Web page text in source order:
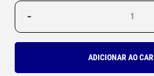
-
ADICIONAR AO